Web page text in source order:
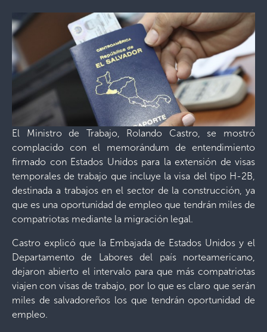
El Ministro de Trabajo, Rolando Castro, se mostró
complacido con el memorándum de entendimiento
firmado con Estados Unidos para la extensión de visas
temporales de trabajo que incluye la visa del tipo H-2B,
destinada a trabajos en el sector de la construcción, ya
que es una oportunidad de empleo que tendrán miles de
compatriotas mediante la migración legal.
Castro explicó que la Embajada de Estados Unidos y el
Departamento de Labores del país norteamericano,
dejaron abierto el intervalo para que más compatriotas
viajen con visas de trabajo, por lo que es claro que serán
miles de salvadoreños los que tendrán oportunidad de
empleo.